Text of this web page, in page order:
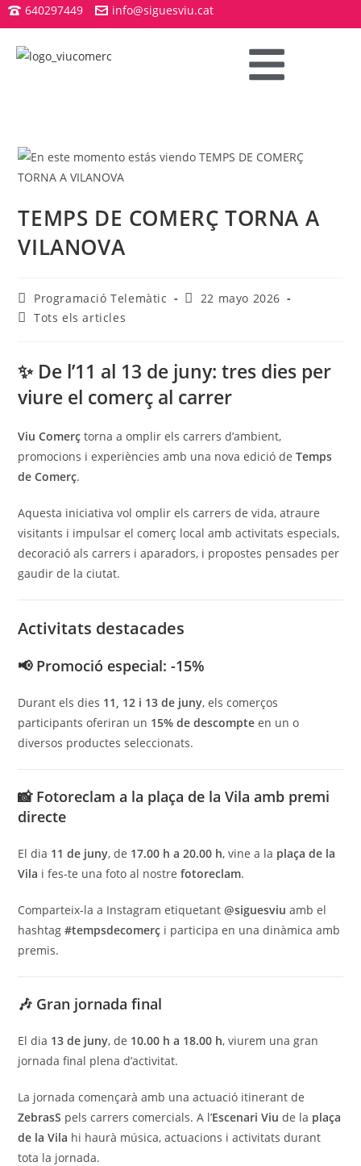
640297449 info@siguesviu.cat
TEMPS DE COMERÇ TORNA A
VILANOVA
Programació Telemàtic
22 mayo 2026
Tots els articles
✨ De l’11 al 13 de juny: tres dies per
viure el comerç al carrer
Viu Comerç torna a omplir els carrers d’ambient,
promocions i experiències amb una nova edició deTemps
de Comerç.
Aquesta iniciativa vol omplir els carrers de vida, atraure
visitants i impulsar el comerç local amb activitats especials,
decoració als carrers i aparadors, i propostes pensades per
gaudir de la ciutat.
Activitats destacades
📢 Promoció especial: -15%
Durant els dies 11, 12 i 13 de juny, els comerços
participants oferiran un 15% de descompte en un o
diversos productes seleccionats.
📸 Fotoreclam a la plaça de la Vila amb premi
directe
El dia 11 de juny, de 17.00 h a 20.00 h, vine a la plaça de la
Vila i fes-te una foto al nostrefotoreclam.
Comparteix-la a Instagram etiquetant@siguesviu amb el
hashtag#tempsdecomerç i participa en una dinàmica amb
premis.
🎶 Gran jornada final
El dia 13 de juny, de 10.00 h a 18.00 h, viurem una gran
jornada final plena d’activitat.
La jornada començarà amb una actuació itinerant de
ZebrasS pels carrers comercials. A l’Escenari Viu de la plaça
de la Vila hi haurà música, actuacions i activitats durant
tota la jornada.